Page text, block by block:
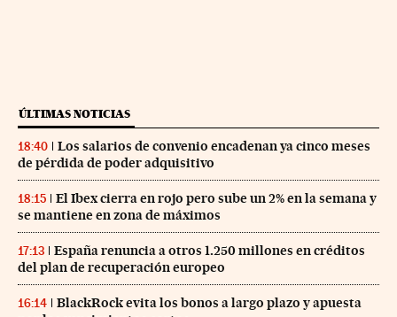
ÚLTIMAS NOTICIAS
18:40
Los salarios de convenio encadenan ya cinco meses
de pérdida de poder adquisitivo
18:15
El Ibex cierra en rojo pero sube un 2% en la semana y
se mantiene en zona de máximos
17:13
España renuncia a otros 1.250 millones en créditos
del plan de recuperación europeo
16:14
BlackRock evita los bonos a largo plazo y apuesta